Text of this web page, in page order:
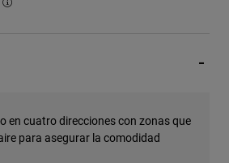
en cuatro direcciones con zonas que
para asegurar la comodidad